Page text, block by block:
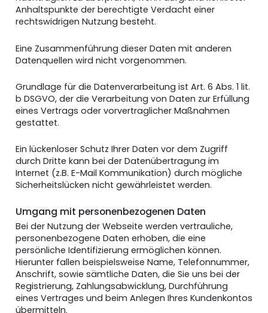
Anhaltspunkte der berechtigte Verdacht einer
rechtswidrigen Nutzung besteht.
Eine Zusammenführung dieser Daten mit anderen
Datenquellen wird nicht vorgenommen.
Grundlage für die Datenverarbeitung ist Art. 6 Abs. 1 lit.
b DSGVO, der die Verarbeitung von Daten zur Erfüllung
eines Vertrags oder vorvertraglicher Maßnahmen
gestattet.
Ein lückenloser Schutz Ihrer Daten vor dem Zugriff
durch Dritte kann bei der Datenübertragung im
Internet (z.B. E-Mail Kommunikation) durch mögliche
Sicherheitslücken nicht gewährleistet werden.
Umgang mit personenbezogenen Daten
Bei der Nutzung der Webseite werden vertrauliche,
personenbezogene Daten erhoben, die eine
persönliche Identifizierung ermöglichen können.
Hierunter fallen beispielsweise Name, Telefonnummer,
Anschrift, sowie sämtliche Daten, die Sie uns bei der
Registrierung, Zahlungsabwicklung, Durchführung
eines Vertrages und beim Anlegen Ihres Kundenkontos
übermitteln.